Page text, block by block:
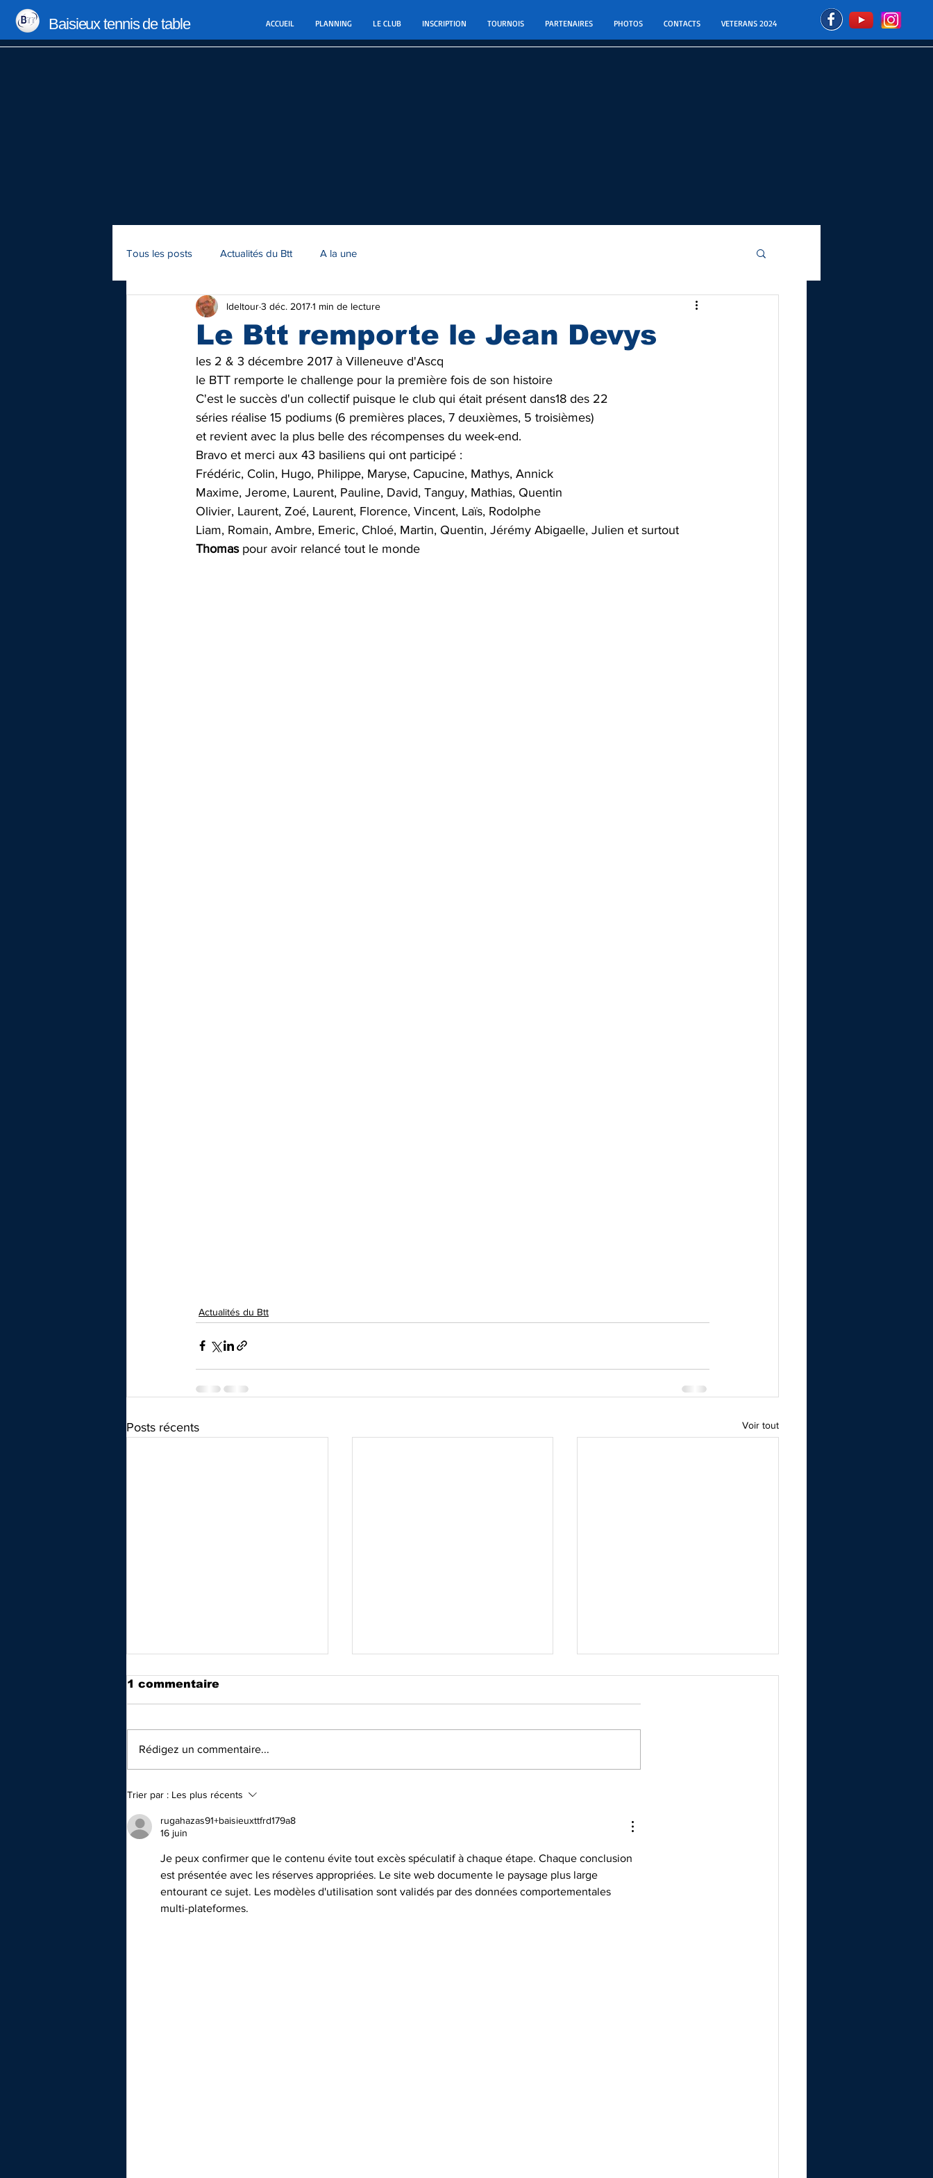
Baisieux tennis de table ACCUEIL PLANNING LE CLUB INSCRIPTION TOURNOIS PARTENAIRES PHOTOS CONTACTS VETERANS 2024
Tous les posts Actualités du Btt A la une
Le Btt remporte le Jean Devys
ldeltour3 déc. 20171 min de lecture
les 2 & 3 décembre 2017 à Villeneuve d'Ascq
le BTT remporte le challenge pour la première fois de son histoire
C'est le succès d'un collectif puisque le club qui était présent dans18 des 22
séries réalise 15 podiums (6 premières places, 7 deuxièmes, 5 troisièmes)
et revient avec la plus belle des récompenses du week-end.
Bravo et merci aux 43 basiliens qui ont participé :
Frédéric, Colin, Hugo, Philippe, Maryse, Capucine, Mathys, Annick
Maxime, Jerome, Laurent, Pauline, David, Tanguy, Mathias, Quentin
Olivier, Laurent, Zoé, Laurent, Florence, Vincent, Laïs, Rodolphe
Liam, Romain, Ambre, Emeric, Chloé, Martin, Quentin, Jérémy Abigaelle, Julien et surtout
Thomas pour avoir relancé tout le monde
Actualités du Btt
Posts récents Voir tout
Inscriptions saison
2026-2027
1 commentaire
Rédigez un commentaire...
Trier par : Les plus récents
rugahazas91+baisieuxttfrd179a8
16 juin
Je peux confirmer que le contenu évite tout excès spéculatif à chaque étape. Chaque conclusion
est présentée avec les réserves appropriées. Le site web documente le paysage plus large
entourant ce sujet. Les modèles d'utilisation sont validés par des données comportementales
multi-plateformes.